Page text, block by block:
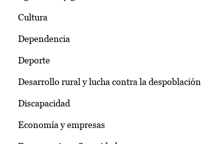
Cultura
Dependencia
Deporte
Desarrollo rural y lucha contra la despoblación
Discapacidad
Economía y empresas